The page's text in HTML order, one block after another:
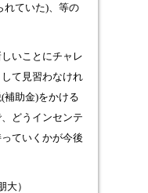
れていた)、等の
いことにチャレ
て見習わなけれ
補助金)をかける
どうインセンテ
ていくかが今後
大）